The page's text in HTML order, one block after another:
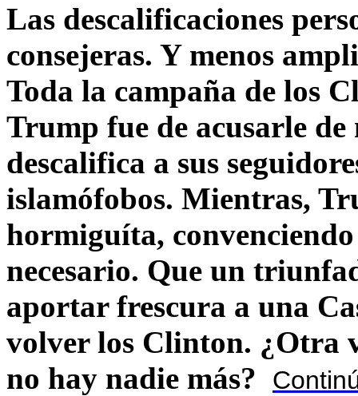
Las descalificaciones
consejeras. Y menos
Toda la campaña de los
Trump fue de acusarle
descalifica a sus
islamófobos. Mientras,
hormiguíta,
necesario. Que un
aportar frescura a una
volver los Clinton. ¿Otra
no hay nadie más?